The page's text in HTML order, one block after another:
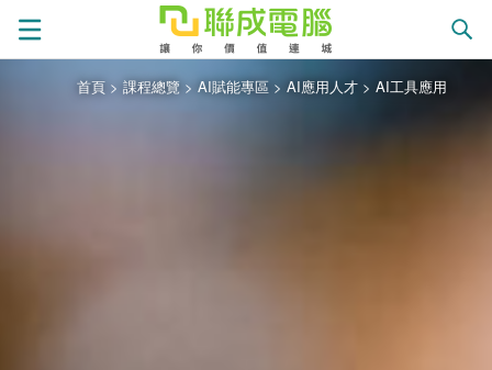
首頁 > 課程總覽 > AI賦能專區 > AI應用人才 > AI工具應用